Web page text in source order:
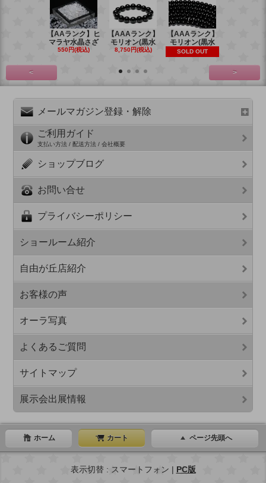
【AAランク】ヒ
マラヤ水晶さざ
550円(税込)
【AAAランク】
モリオン(黒水
8,750円(税込)
【AAAランク】
モリオン(黒水
SOLD OUT
< >
メールマガジン登録・解除
ご利用ガイド
支払い方法 / 配送方法 / 会社概要
ショップブログ
お問い合せ
プライバシーポリシー
ショールーム紹介
自由が丘店紹介
お客様の声
オーラ写真
よくあるご質問
サイトマップ
展示会出展情報
ホーム カート ページ先頭へ
表示切替 : スマートフォン | PC版